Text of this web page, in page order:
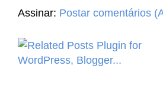
Assinar: Postar comentários